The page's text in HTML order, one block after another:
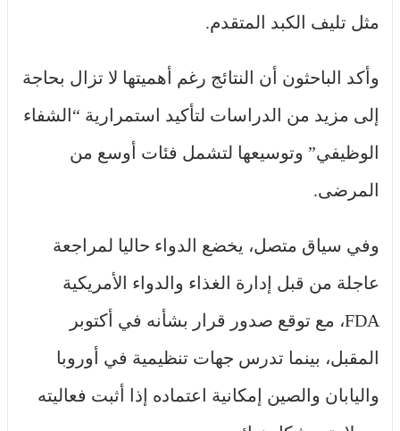
مثل تليف الكبد المتقدم.
وأكد الباحثون أن النتائج رغم أهميتها لا تزال بحاجة
إلى مزيد من الدراسات لتأكيد استمرارية “الشفاء
الوظيفي” وتوسيعها لتشمل فئات أوسع من
المرضى.
وفي سياق متصل، يخضع الدواء حاليا لمراجعة
عاجلة من قبل إدارة الغذاء والدواء الأمريكية
FDA، مع توقع صدور قرار بشأنه في أكتوبر
المقبل، بينما تدرس جهات تنظيمية في أوروبا
واليابان والصين إمكانية اعتماده إذا أثبت فعاليته